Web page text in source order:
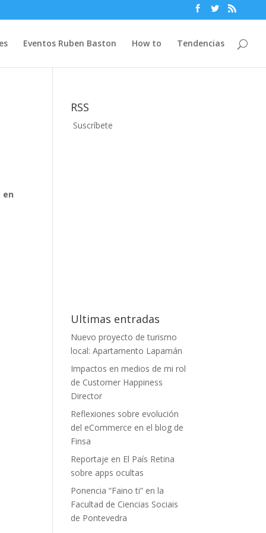
Eventos Ruben Baston How to Tendencias
en
RSS
Suscríbete
Ultimas entradas
Nuevo proyecto de turismo
local: Apartamento Lapamán
Impactos en medios de mi rol
de Customer Happiness
Director
Reflexiones sobre evolución
del eCommerce en el blog de
Finsa
Reportaje en El País Retina
sobre apps ocultas
Ponencia “Faino ti” en la
Facultad de Ciencias Sociais
de Pontevedra